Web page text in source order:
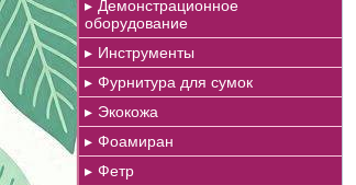
Демонстрационное
оборудование
Инструменты
Фурнитура для сумок
Экокожа
Фоамиран
Фетр